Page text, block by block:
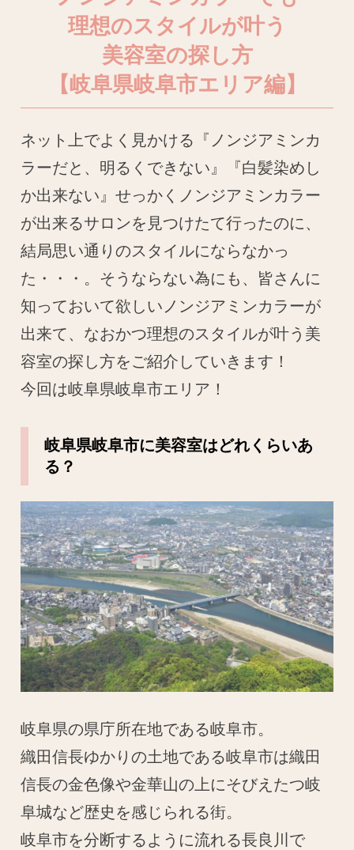
理想のスタイルが叶う
美容室の探し方
【岐阜県岐阜市エリア編】
ネット上でよく見かける『ノンジアミンカ
ラーだと、明るくできない』『白髪染めし
か出来ない』せっかくノンジアミンカラー
が出来るサロンを見つけたて行ったのに、
結局思い通りのスタイルにならなかっ
た・・・。そうならない為にも、皆さんに
知っておいて欲しいノンジアミンカラーが
出来て、なおかつ理想のスタイルが叶う美
容室の探し方をご紹介していきます！
今回は岐阜県岐阜市エリア！
岐阜県岐阜市に美容室はどれくらいあ
る？
岐阜県の県庁所在地である岐阜市。
織田信長ゆかりの土地である岐阜市は織田
信長の金色像や金華山の上にそびえたつ岐
阜城など歴史を感じられる街。
岐阜市を分断するように流れる長良川で